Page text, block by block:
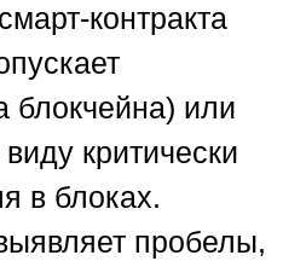
контракта
блокчейна) или
критически
в блоках.
пробелы,